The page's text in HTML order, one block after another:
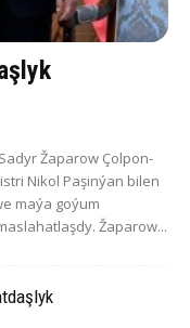
Žaparow Çolpon-
Nikol Paşinýan bilen
maýa goýum
Žaparow...